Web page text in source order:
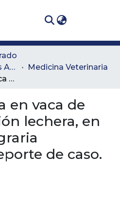
Facultad de Ciencias Administrativas y Agropecuarias
Medicina Veterinaria
Hipocalcemia en vaca de alta producción lechera, en la estación agraria Paysandú, Reporte de caso.
en vaca de
lechera, en
de caso.